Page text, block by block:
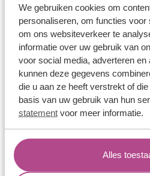
We gebruiken cookies om
personaliseren, om functies voor
om ons websiteverkeer te
informatie over uw gebruik van
voor social media, adverteren
kunnen deze gegevens
die u aan ze heeft verstrekt of
basis van uw gebruik van hun
statementvoor meer informatie.
Alles
Ons aanbod
Trouwringen
Memoireringen
Verlovingsringen
Vriendschapsringen
Over ons
Aller Spanninga
Historie